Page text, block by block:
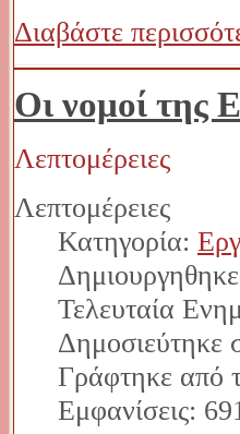
Διαβάστε
Οι νομοί της
Λεπτομέρειες
Λεπτομέρειες
Κατηγορία:
Τελευταία
Δημοσιεύτηκε
Γράφτηκε από
Εμφανίσεις: 691